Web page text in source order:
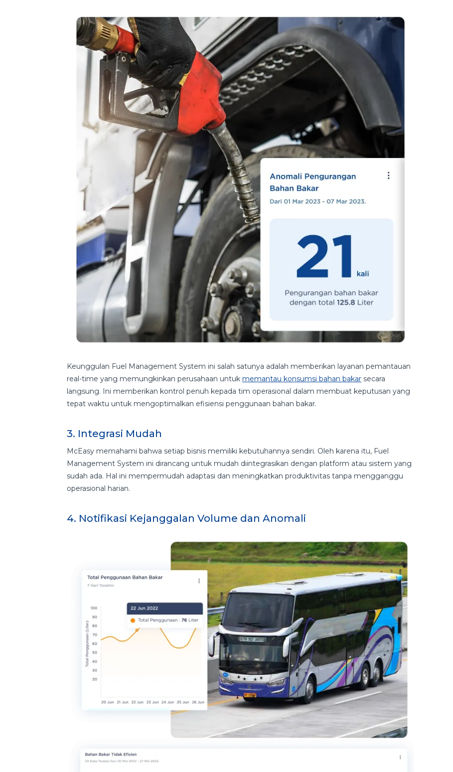
Keunggulan Fuel Management System ini salah satunya adalah memberikan layanan pemantauan
real-time yang memungkinkan perusahaan untukmemantau konsumsi bahan bakar secara
langsung. Ini memberikan kontrol penuh kepada tim operasional dalam membuat keputusan yang
tepat waktu untuk mengoptimalkan efisiensi penggunaan bahan bakar.
3. Integrasi Mudah
McEasy memahami bahwa setiap bisnis memiliki kebutuhannya sendiri. Oleh karena itu, Fuel
Management System ini dirancang untuk mudah diintegrasikan dengan platform atau sistem yang
sudah ada. Hal ini mempermudah adaptasi dan meningkatkan produktivitas tanpa mengganggu
operasional harian.
4. Notifikasi Kejanggalan Volume dan Anomali